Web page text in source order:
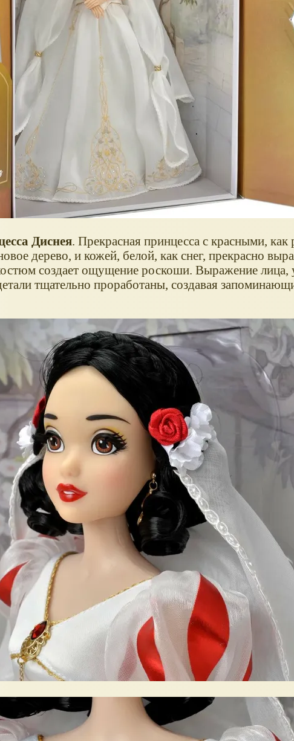
Диснея. Прекрасная принцесса с красными, как
дерево, и кожей, белой, как снег, прекрасно
создает ощущение роскоши. Выражение лица,
тщательно проработаны, создавая